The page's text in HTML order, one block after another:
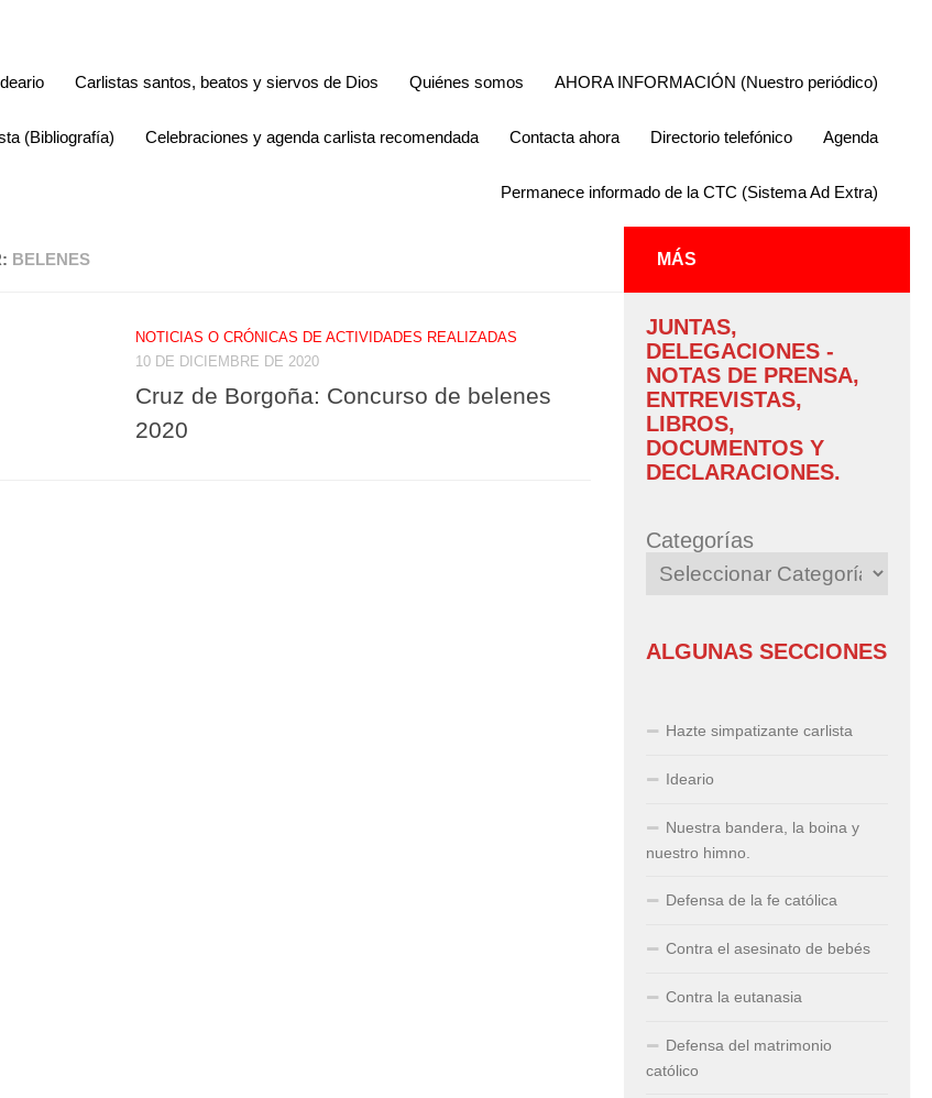
Carlistas santos, beatos y siervos de Dios Quiénes somos AHORA INFORMACIÓN (Nuestro periódico)
(Bibliografía) Celebraciones y agenda carlista recomendada Contacta ahora Directorio telefónico Agenda
Permanece informado de la CTC (Sistema Ad Extra)
BELENES
NOTICIAS O CRÓNICAS DE ACTIVIDADES REALIZADAS
10 DE DICIEMBRE DE 2020
Cruz de Borgoña: Concurso de belenes
2020
MÁS
JUNTAS,
DELEGACIONES -
NOTAS DE PRENSA,
ENTREVISTAS,
LIBROS,
DOCUMENTOS Y
DECLARACIONES.
Categorías
ALGUNAS SECCIONES
Hazte simpatizante carlista
Ideario
Nuestra bandera, la boina y
nuestro himno.
Defensa de la fe católica
Contra el asesinato de bebés
Contra la eutanasia
Defensa del matrimonio
católico